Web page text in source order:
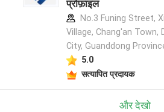
प्रोफ़ाइल
No.3 Funing Street,
Village, Chang'an Town,
City, Guanddong
5.0
सत्यापित प्रदायक
और देखो